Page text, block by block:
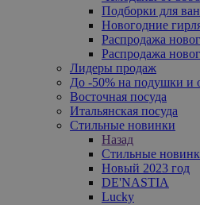
Подборки для
Новогодние
Распродажа
Распродажа
Лидеры продаж
До -50% на подушки и
Восточная посуда
Итальянская посуда
Стильные новинки
Назад
Стильные
Новый 2023 год
DE'NASTIA
Lucky